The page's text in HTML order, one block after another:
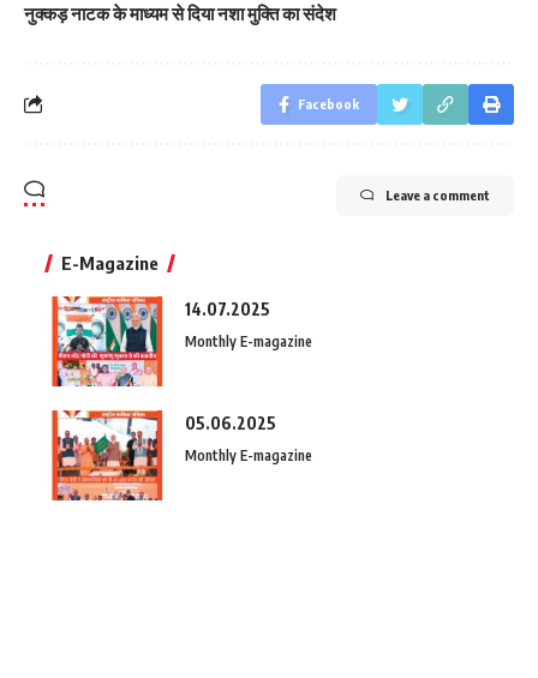
नुक्कड़ नाटक के माध्यम से दिया नशा मुक्ति का संदेश
Facebook
Leave a comment
E-Magazine
14.07.2025
Monthly E-magazine
05.06.2025
Monthly E-magazine